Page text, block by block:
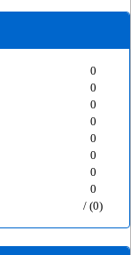
0
0
0
0
0
0
0
0
/ (0)